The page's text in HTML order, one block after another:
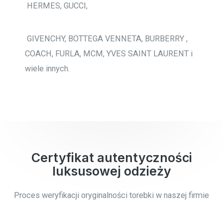
HERMES, GUCCI,
GIVENCHY, BOTTEGA VENNETA, BURBERRY ,
COACH, FURLA, MCM, YVES SAINT LAURENT i
wiele innych.
Certyfikat autentyczności
luksusowej odzieży
Proces weryfikacji oryginalności torebki w naszej firmie